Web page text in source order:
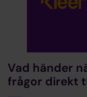
Vad händer
frågor direkt